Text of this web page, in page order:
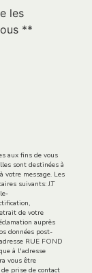
les
**
aux fins de vous
sont destinées à
votre message. Les
suivants: J.T
de votre
auprès
données post-
RUE FOND
à l'adresse
vous être
prise de contact